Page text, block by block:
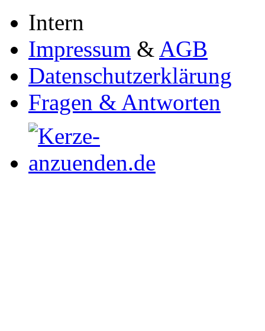
Intern
Impressum & AGB
Datenschutzerklärung
Fragen & Antworten